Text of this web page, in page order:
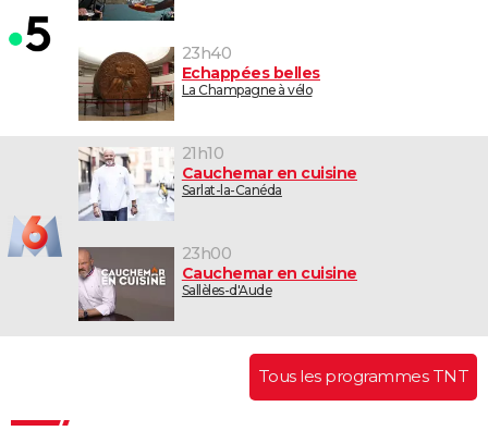
23h40
Echappées belles
La Champagne à vélo
21h10
Cauchemar en cuisine
Sarlat-la-Canéda
23h00
Cauchemar en cuisine
Sallèles-d'Aude
Tous les programmes TNT